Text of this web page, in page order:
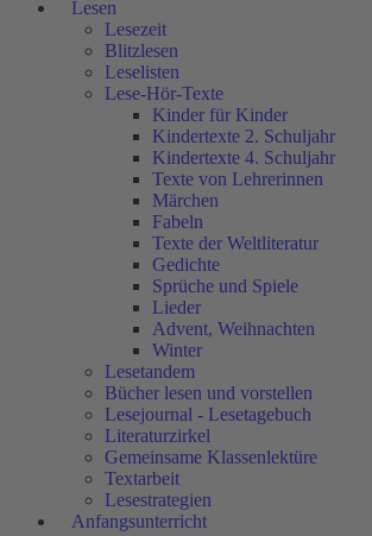
Lesen
Lesezeit
Blitzlesen
Leselisten
Lese-Hör-Texte
Kinder für Kinder
Kindertexte 2. Schuljahr
Kindertexte 4. Schuljahr
Texte von Lehrerinnen
Märchen
Fabeln
Texte der Weltliteratur
Gedichte
Sprüche und Spiele
Lieder
Advent, Weihnachten
Winter
Lesetandem
Bücher lesen und vorstellen
Lesejournal - Lesetagebuch
Literaturzirkel
Gemeinsame Klassenlektüre
Textarbeit
Lesestrategien
Anfangsunterricht